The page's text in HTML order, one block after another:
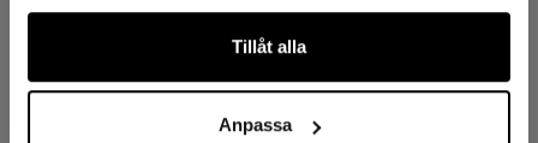
Tillåt alla
Anpassa